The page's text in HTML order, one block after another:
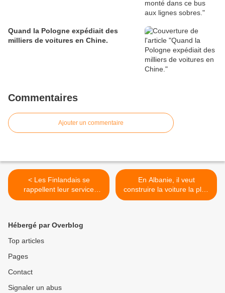
Quand la Pologne expédiait des
milliers de voitures en Chine.
Commentaires
Ajouter un commentaire
< Les Finlandais se
rappellent leur service
militaire quand ils voient un
En Albanie, il veut
construire la voiture la plus
rapide du monde. >
Hébergé par Overblog
Top articles
Pages
Contact
Signaler un abus